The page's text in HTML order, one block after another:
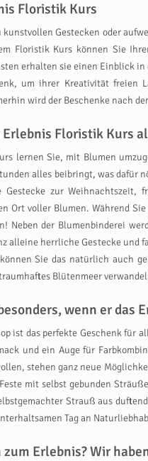
Floristik Kurs
kunstvollen Gestecken oder
Floristik Kurs können Sie
erhalten sie einen Einblick
um ihrer Kreativität freien
wird der Beschenke nach
Erlebnis Floristik Kurs
lernen Sie, mit Blumen
alles beibringt, was dafür
Gestecke zur Weihnachtszeit,
Ort voller Blumen. Während
Neben der Blumenbinderei
alleine herrliche Gestecke
Sie das natürlich auch
Blütenmeer
wenn er das
ist das perfekte Geschenk für
und ein Auge für
stehen ganz neue
mit selbst gebunden
Strauß aus
Tag an
zum Erlebnis? Wir